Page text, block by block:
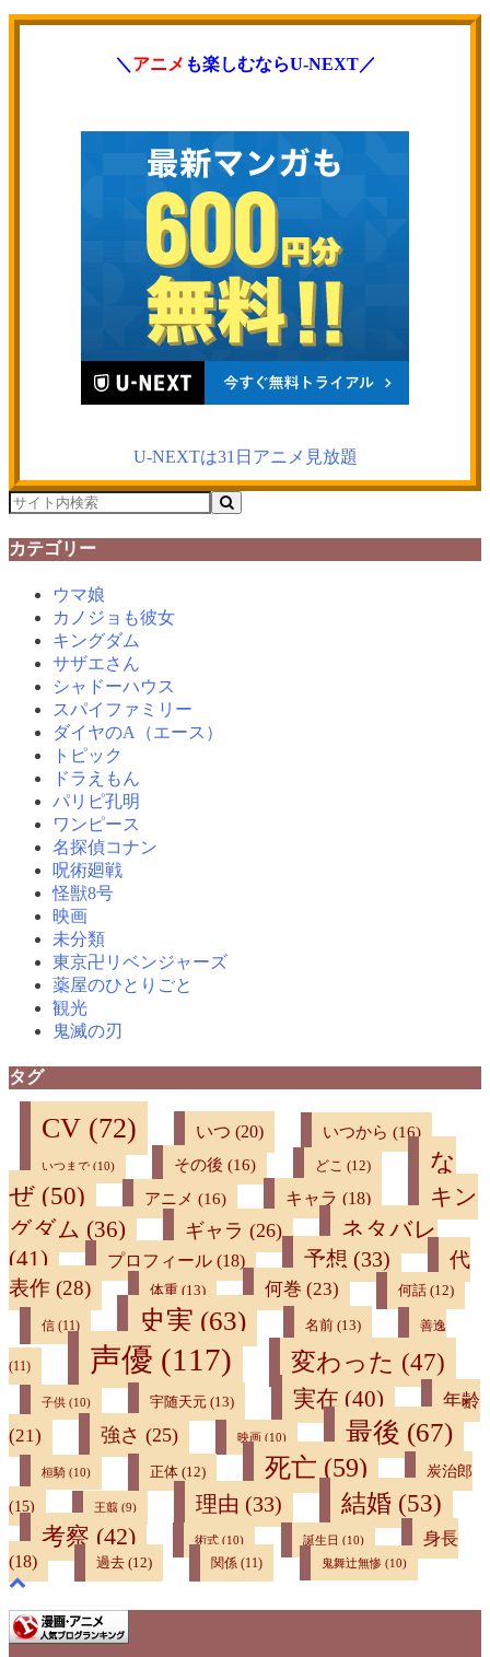
＼ アニメ も楽しむならU-NEXT／
U-NEXTは31日アニメ見放題
カテゴリー
ウマ娘
カノジョも彼女
キングダム
サザエさん
シャドーハウス
スパイファミリー
ダイヤのA（エース）
トピック
ドラえもん
パリピ孔明
ワンピース
名探偵コナン
呪術廻戦
怪獣8号
映画
未分類
東京卍リベンジャーズ
薬屋のひとりごと
観光
鬼滅の刃
タグ
CV (72) いつ (20) いつから (16)
いつまで (10) その後 (16) どこ (12)
な
ぜ (50) アニメ (16) キャラ (18)
キン
グダム (36) ギャラ (26)
ネタバレ
(41)
プロフィール (18) 予想 (33)
代
表作 (28) 体重 (13) 何巻 (23) 何話 (12)
信 (11) 史実 (63) 名前 (13) 善逸
(11) 声優 (117) 変わった (47)
子供 (10) 宇随天元 (13) 実在 (40)
年齢
(21)
強さ (25) 映画 (10) 最後 (67)
桓騎 (10) 正体 (12) 死亡 (59)
炭治郎
(15)
王翦 (9) 理由 (33) 結婚 (53)
考察 (42) 術式 (10) 誕生日 (10)
身長
(18)
過去 (12) 関係 (11) 鬼舞辻無惨 (10)